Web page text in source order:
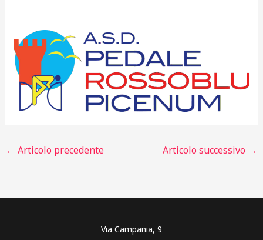
← Articolo precedente Articolo successivo →
Via Campania, 9